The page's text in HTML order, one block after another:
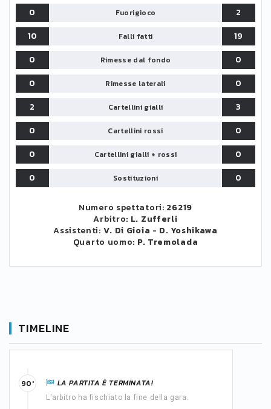
0
Fuorigioco
2
10
Falli fatti
19
0
Rimesse dal fondo
0
0
Rimesse laterali
0
2
Cartellini gialli
3
0
Cartellini rossi
0
0
Cartellini gialli + rossi
0
0
Sostituzioni 0
Numero spettatori: 26219
Arbitro: L. Zufferli
Assistenti: V. Di Gioia - D. Yoshikawa
Quarto uomo: P. Tremolada
TIMELINE
LA PARTITA È TERMINATA!
L'arbitro ha fischiato la fine della gara.
90'